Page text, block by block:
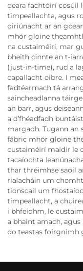
deara fachtóirí cosúil
timpeallachta, agus
oiriúnacht ar an
mhór gloine
na custaiméirí, mar
bheith cinnte an t-
(just-in-time), rud a
capallacht oibre. I
fadtéarmach tá
saincheadlanna
an barr, agus
a d’fhéadfadh
margadh. Tugann an
fábric mhór gloine
custaiméirí maidir le
tacaíochta
thar thréimhse saoil
rialacháin um
tionscail um
timpeallacht, a
i bhfeidhm, le
a bhaint amach,
do teastas foirgnimh